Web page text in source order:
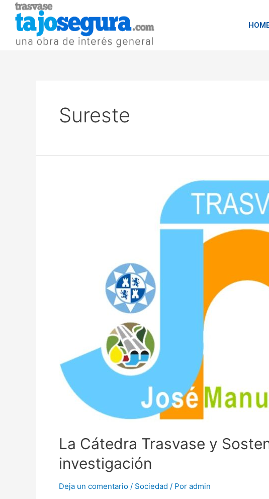
Sureste
La Cátedra Trasvase y
investigación
Deja un comentario / Sociedad / Por admin